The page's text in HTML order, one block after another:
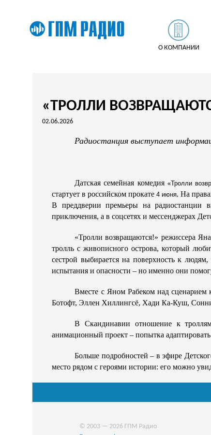
О КОМПАНИИ
«ТРОЛЛИ
02.06.2026
Радиостанция выступает
Датская семейная комедия «Тролли
стартует в российском прокате4 июня. На
В преддверии премьеры на радиостанции
приключения, а в соцсетях и мессенджерах
«Тролли возвращаются!» режиссера
тролль с живописного острова, который
сестрой выбирается на поверхность к
испытания и опасности – но именно они
Вместе с Яном Рабеком над сценарием
Ботофт, Эллен Хиллингсё, Хади Ка‑Куш,
В Скандинавии отношение к
анимационный проект – попытка
Больше подробностей – в эфире
место рядом с героями истории: его можно
© 2003 — 2026 ГПМ Радио